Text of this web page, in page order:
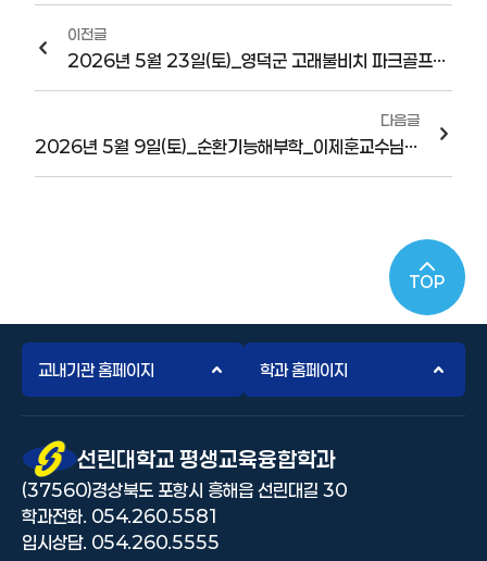
이전글
2026년 5월 23일(토)_영덕군 고래불비치 파크골프장_현장학습 ^^
다음글
2026년 5월 9일(토)_순환기능해부학_이제훈교수님(한국체육대학교, 전임교수)_온라인 특강
TOP
교내기관 홈페이지 학과 홈페이지
선린대 로고선린대학교 평생교육융합학과
(37560)경상북도 포항시 흥해읍 선린대길 30
학과전화. 054.260.5581
입시상담. 054.260.5555